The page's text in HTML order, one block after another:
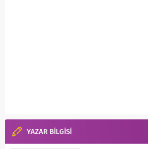
YAZAR BİLGİSİ